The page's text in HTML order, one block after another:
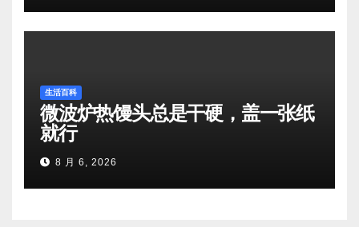
生活百科
微波炉热馒头总是干硬，盖一张纸
就行
8 月 6, 2026